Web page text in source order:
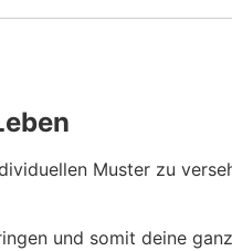
Muster zu
und somit deine